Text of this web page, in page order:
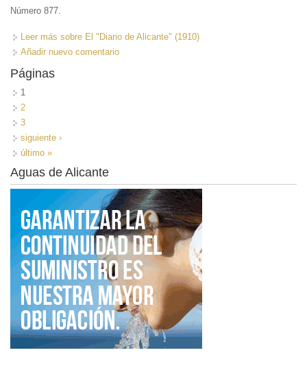
Número 877.
Leer más sobre El "Diario de Alicante" (1910)
Añadir nuevo comentario
Páginas
1
2
3
siguiente ›
último »
Aguas de Alicante